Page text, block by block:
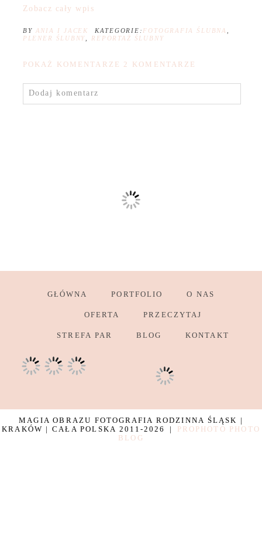
Zobacz cały wpis
BY ANIA I JACEK KATEGORIE: FOTOGRAFIA ŚLUBNA
PLENER ŚLUBNY
REPORTAŻ ŚLUBNY
POKAŻ KOMENTARZE 2 KOMENTARZE
Dodaj komentarz
GŁÓWNA PORTFOLIO O NAS
OFERTA PRZECZYTAJ
STREFA PAR BLOG KONTAKT
MAGIA OBRAZU FOTOGRAFIA RODZINNA ŚLĄSK |
KRAKÓW | CAŁA POLSKA 2011-2026
|
PROPHOTO PHOTO
BLOG